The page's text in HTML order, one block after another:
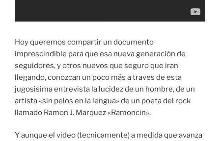
Hoy queremos compartir un documento
imprescindible para que esa nueva generación de
seguidores, y otros nuevos que seguro que iran
llegando, conozcan un poco más a traves de esta
jugosisima entrevista la lucidez de un hombre, de un
artista «sin pelos en la lengua» de un poeta del rock
llamado Ramon J. Marquez «Ramoncin».
Y aunque el video (tecnicamente) a medida que avanza